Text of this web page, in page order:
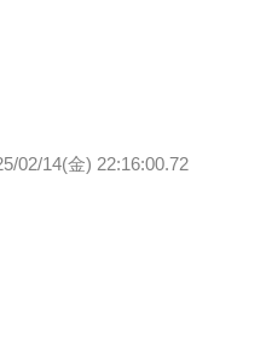
02/14(金) 22:16:00.72